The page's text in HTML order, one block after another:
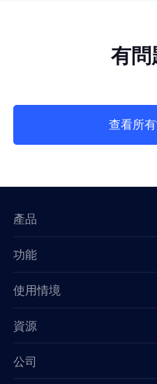
有問
查看所
產品
功能
使用情境
資源
公司